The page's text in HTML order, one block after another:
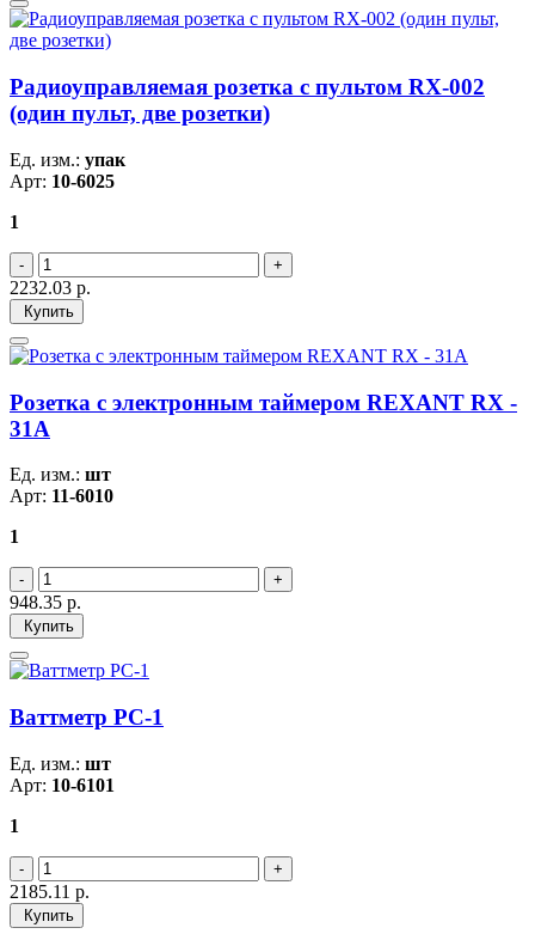
Радиоуправляемая розетка c пультом RX-002
(один пульт, две розетки)
Ед. изм.: упак
Арт: 10-6025
1
2232.03 р.
Купить
Розетка с электронным таймером REXANT RX -
31А
Ед. изм.: шт
Арт: 11-6010
1
948.35 р.
Купить
Ваттметр PC-1
Ед. изм.: шт
Арт: 10-6101
1
2185.11 р.
Купить